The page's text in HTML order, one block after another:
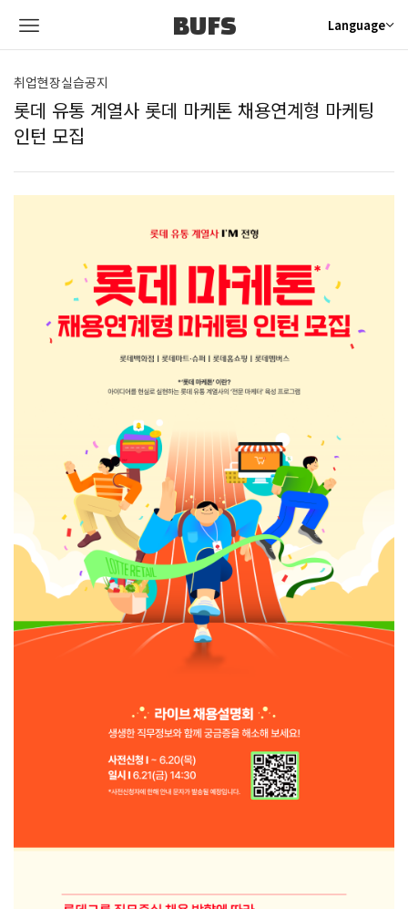
BUFS Language
취업현장실습공지
롯데 유통 계열사 롯데 마케톤 채용연계형 마케팅
인턴 모집